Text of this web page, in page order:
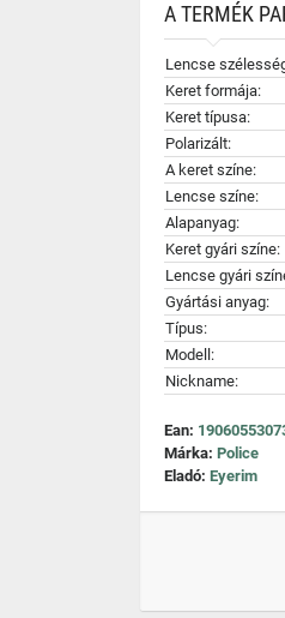
A TERMÉK
Lencse
Keret formája:
Keret típusa:
Polarizált:
A keret színe:
Lencse színe:
Alapanyag:
Keret gyári színe:
Lencse gyári
Gyártási anyag:
Típus:
Modell:
Nickname:
Ean:
Márka: Police
Eladó: Eyerim